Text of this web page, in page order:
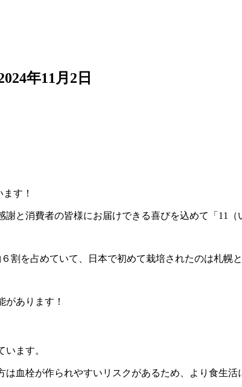
年11月2日
す！
と消費者の皆様にお届けできる喜びを込めて「11
割を占めていて、日本で初めて栽培されたのは札幌
があります！
ます。
血栓が作られやすいリスクがあるため、より食生活